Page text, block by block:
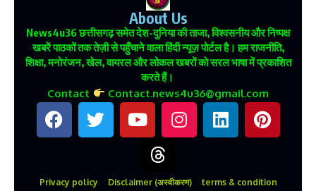
About Us
News4u36छत्तीसगढ़ समेत देश-दुनिया की ताजा, विश्वसनीय और निष्पक्ष
खबरें पाठकों तक तेज़ी से पहुँचाने वाला हिंदी न्यूज़ पोर्टल है। हम राजनीति,
शिक्षा, मनोरंजन, खेल, वायरल और लोकल खबरों को सरल भाषा में प्रकाशित
करते हैं।
Contact Contact.news4u36@gmail.com
Privacy policy Disclaimer (अस्वीकरण) terms & condition